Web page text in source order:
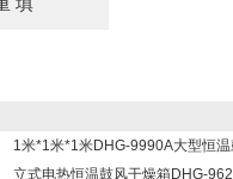
1米*1米*1米DHG-9990A大型恒温
立式电热恒温鼓风干燥箱DHG-